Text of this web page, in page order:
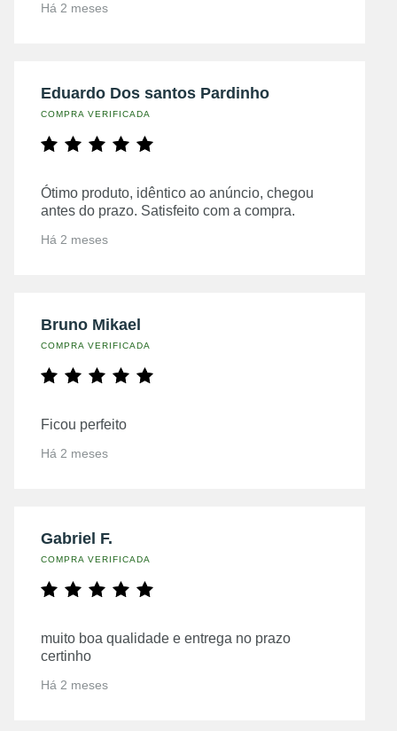
Há 2 meses
Eduardo Dos santos Pardinho
COMPRA VERIFICADA
Ótimo produto, idêntico ao anúncio, chegou
antes do prazo. Satisfeito com a compra.
Há 2 meses
Bruno Mikael
COMPRA VERIFICADA
Ficou perfeito
Há 2 meses
Gabriel F.
COMPRA VERIFICADA
muito boa qualidade e entrega no prazo
certinho
Há 2 meses